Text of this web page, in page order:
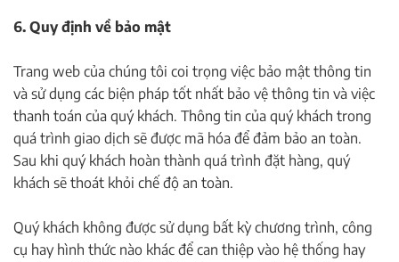
6. Quy định về bảo mật
Trang web của chúng tôi coi trọng việc bảo mật thông tin
và sử dụng các biện pháp tốt nhất bảo vệ thông tin và việc
thanh toán của quý khách. Thông tin của quý khách trong
quá trình giao dịch sẽ được mã hóa để đảm bảo an toàn.
Sau khi quý khách hoàn thành quá trình đặt hàng, quý
khách sẽ thoát khỏi chế độ an toàn.
Quý khách không được sử dụng bất kỳ chương trình, công
cụ hay hình thức nào khác để can thiệp vào hệ thống hay